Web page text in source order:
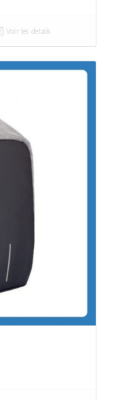
Voir les détails